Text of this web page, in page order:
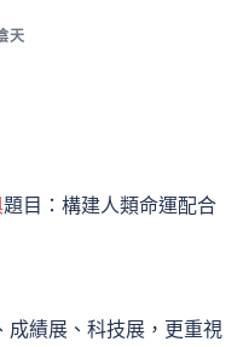
天
題目：構建人類命運配合
績展、科技展，更重視